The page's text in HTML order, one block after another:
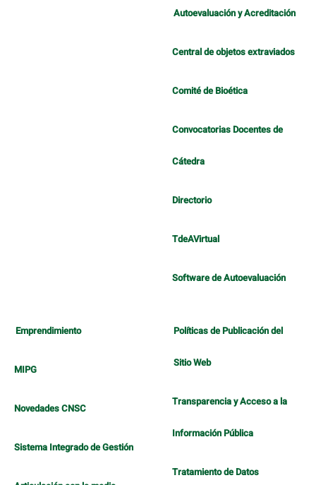
Autoevaluación y Acreditación
Central de objetos extraviados
Comité de Bioética
Convocatorias Docentes de
Cátedra
Directorio
TdeAVirtual
Software de Autoevaluación
Emprendimiento
MIPG
Novedades CNSC
Sistema Integrado de Gestión
Políticas de Publicación del
Sitio Web
Transparencia y Acceso a la
Información Pública
Tratamiento de Datos